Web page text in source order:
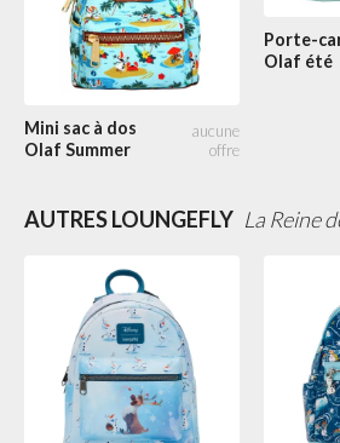
Mini sac à dos
Olaf Summer
Porte-
Olaf été
AUTRES LOUNGEFLY La Reine